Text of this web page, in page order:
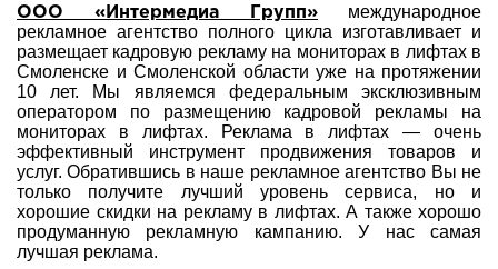
ООО «Интермедиа Групп» международное
рекламное агентство полного цикла изготавливает и
размещает кадровую рекламу на мониторах в лифтах в
Смоленске и Смоленской области уже на протяжении
10 лет. Мы являемся федеральным эксклюзивным
оператором по размещению кадровой рекламы на
мониторах в лифтах. Реклама в лифтах — очень
эффективный инструмент продвижения товаров и
услуг. Обратившись в наше рекламное агентство Вы не
только получите лучший уровень сервиса, но и
хорошие скидки на рекламу в лифтах. А также хорошо
продуманную рекламную кампанию. У нас самая
лучшая реклама.